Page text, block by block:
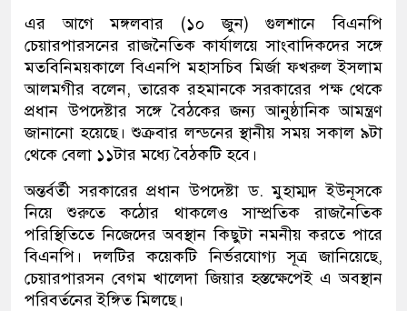
এর আগে মঙ্গলবার (১০ জুন) গুলশানে বিএনপি
চেয়ারপারসনের রাজনৈতিক কার্যালয়ে সাংবাদিকদের সঙ্গে
মতবিনিময়কালে বিএনপি মহাসচিব মির্জা ফখরুল ইসলাম
আলমগীর বলেন, তারেক রহমানকে সরকারের পক্ষ থেকে
প্রধান উপদেষ্টার সঙ্গে বৈঠকের জন্য আনুষ্ঠানিক আমন্ত্রণ
জানানো হয়েছে। শুক্রবার লন্ডনের স্থানীয় সময় সকাল ৯টা
থেকে বেলা ১১টার মধ্যে বৈঠকটি হবে।
অন্তর্বর্তী সরকারের প্রধান উপদেষ্টা ড. মুহাম্মদ ইউনূসকে
নিয়ে শুরুতে কঠোর থাকলেও সাম্প্রতিক রাজনৈতিক
পরিস্থিতিতে নিজেদের অবস্থান কিছুটা নমনীয় করতে পারে
বিএনপি। দলটির কয়েকটি নির্ভরযোগ্য সূত্র জানিয়েছে,
চেয়ারপারসন বেগম খালেদা জিয়ার হস্তক্ষেপেই এ অবস্থান
পরিবর্তনের ইঙ্গিত মিলছে।